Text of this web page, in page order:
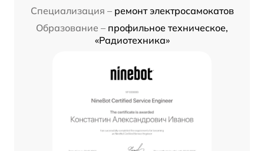
Специализация – ремонт электросамокатов
Образование – профильное техническое,
«Радиотехника»